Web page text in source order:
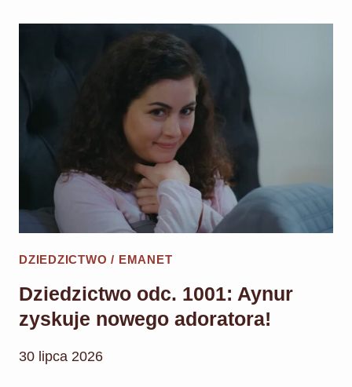
165:
CEMIL
I
BEYZA
W
SZOKU!
POZNAJĄ
PRAWDĘ
O
CIĄŻY
HANCER!
DZIEDZICTWO / EMANET
Dziedzictwo odc. 1001: Aynur
zyskuje nowego adoratora!
30 lipca 2026